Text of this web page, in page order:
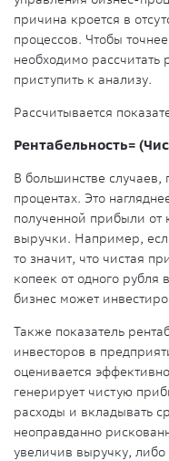
причина кроется в
процессов. Чтобы
необходимо рассчитать
приступить к анализу.
Рассчитывается
Рентабельность=
В большинстве случаев,
процентах. Это
полученной прибыли от
выручки. Например,
то значит, что чистая
копеек от одного рубля
бизнес может
Также показатель
инвесторов в
оценивается
генерирует чистую
расходы и вкладывать
неоправданно
увеличив выручку,